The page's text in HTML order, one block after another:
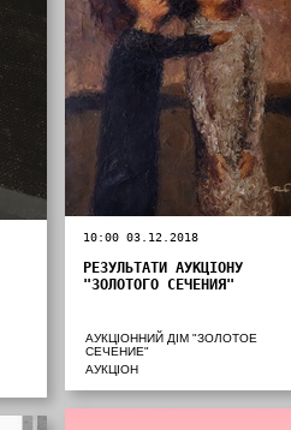
10:00 03.12.2018
РЕЗУЛЬТАТИ АУКЦІОНУ
"ЗОЛОТОГО СЕЧЕНИЯ"
АУКЦІОННИЙ ДІМ "ЗОЛОТОЕ
СЕЧЕНИЕ"
АУКЦІОН